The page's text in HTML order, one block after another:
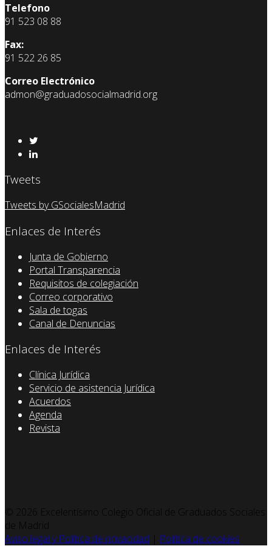
Telefono
91 523 08 88
Fax:
91 522 26 85
Correo Electrónico
admon@graduadosocialmadrid.org
Tweets
Tweets by GSocialesMadrid
Enlaces de Interés
Junta de Gobierno
Portal Transparencia
Requisitos de colegiación
Correo corporativo
Sala de togas
Canal de Denuncias
Enlaces de Interés
Clínica Jurídica
Servicio de asistencia Jurídica
Acuerdos
Agenda
Revista
© 2026 Excelentísimo Colegio Oficial de Graduados Sociales
de Madrid
Aviso legal y Política de privacidad
Política de cookies